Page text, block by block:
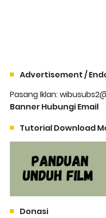
Advertisement /
Pasang Iklan:
Banner Hubungi Email
Tutorial Download
Donasi